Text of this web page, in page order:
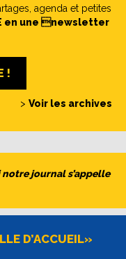
agenda et petites
en une newsletter
!
> Voir les archives
journal s’appelle
D’ACCUEIL»